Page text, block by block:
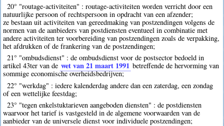
20° "routage-activiteiten" : routage-activiteiten worden verricht door een
natuurlijke persoon of rechtspersoon in opdracht van een afzender;
ze bestaan uit activiteiten van gereedmaking van postzendingen volgens de
normen van de aanbieders van postdiensten eventueel in combinatie met
andere activiteiten ter voorbereiding van postzendingen zoals de verpakking,
het afdrukken of de frankering van de postzendingen;
21° "ombudsdienst" : de ombudsdienst voor de postsector bedoeld in
artikel 43ter van de wet van 21 maart 1991 betreffende de hervorming van
sommige economische overheidsbedrijven;
22° "werkdag" : iedere kalenderdag andere dan een zaterdag, een zondag
of een wettelijke feestdag;
23° "tegen enkelstuktarieven aangeboden diensten" : de postdiensten
waarvoor het tarief is vastgesteld in de algemene voorwaarden van de
aanbieder van de universele dienst voor individuele postzendingen;